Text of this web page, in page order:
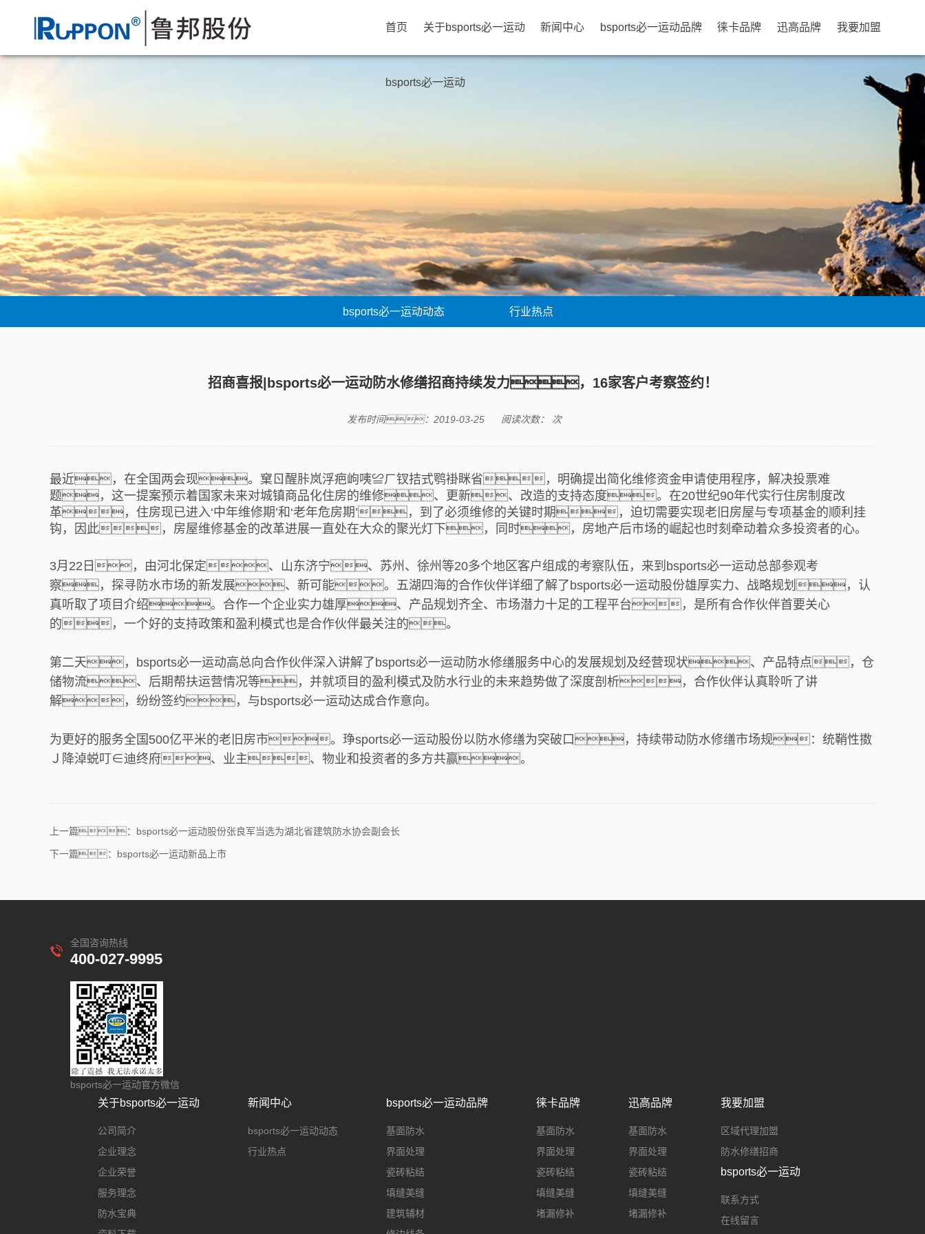
首页 关于bsports必一运动 新闻中心 bsports必一运动品牌 徕卡品牌 迅高品牌 我要加盟
bsports必一运动
bsports必一运动动态 行业热点
招商喜报|bsports必一运动防水修缮招商持续发力，16家客户考察签约！
发布时间：2019-03-25 阅读次数： 次
最近，在全国两会现。窠ㄖ醒胩岚浮疤岣咦≌ㄏ钗拮式鹗褂眯省，明确提出简化维修资金申请使用程序，解决投票难
题，这一提案预示着国家未来对城镇商品化住房的维修、更新、改造的支持态度。在20世纪90年代实行住房制度改
革，住房现已进入‘中年维修期’和‘老年危房期’，到了必须维修的关键时期，迫切需要实现老旧房屋与专项基金的顺利挂
钩，因此，房屋维修基金的改革进展一直处在大众的聚光灯下，同时，房地产后市场的崛起也时刻牵动着众多投资者的心。
3月22日，由河北保定、山东济宁、苏州、徐州等20多个地区客户组成的考察队伍，来到bsports必一运动总部参观考
察，探寻防水市场的新发展、新可能。五湖四海的合作伙伴详细了解了bsports必一运动股份雄厚实力、战略规划，认
真听取了项目介绍。合作一个企业实力雄厚、产品规划齐全、市场潜力十足的工程平台，是所有合作伙伴首要关心
的，一个好的支持政策和盈利模式也是合作伙伴最关注的。
第二天，bsports必一运动高总向合作伙伴深入讲解了bsports必一运动防水修缮服务中心的发展规划及经营现状、产品特点，仓
储物流、后期帮扶运营情况等，并就项目的盈利模式及防水行业的未来趋势做了深度剖析，合作伙伴认真聆听了讲
解，纷纷签约，与bsports必一运动达成合作意向。
为更好的服务全国500亿平米的老旧房市。琤sports必一运动股份以防水修缮为突破口，持续带动防水修缮市场规：统鞘性擞
Ｊ降淖蜕叮∈迪终府、业主、物业和投资者的多方共赢。
上一篇：bsports必一运动股份张良军当选为湖北省建筑防水协会副会长
下一篇：bsports必一运动新品上市
全国咨询热线
400-027-9995
bsports必一运动官方微信
关于bsports必一运动
公司简介
企业理念
企业荣誉
服务理念
防水宝典
新闻中心
bsports必一运动动态
行业热点
bsports必一运动品牌
基面防水
界面处理
瓷砖粘结
填缝美缝
建筑辅材
徕卡品牌
基面防水
界面处理
瓷砖粘结
填缝美缝
堵漏修补
迅高品牌
基面防水
界面处理
瓷砖粘结
填缝美缝
堵漏修补
我要加盟
区域代理加盟
防水修缮招商
bsports必一运动
联系方式
在线留言